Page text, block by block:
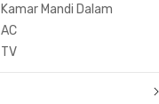
Kamar Mandi Dalam
AC
TV